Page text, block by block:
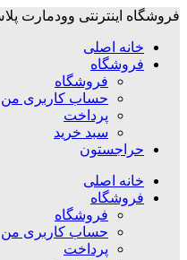
فروشگاه اینترنتی وودمارت
خانه اصلی
فروشگاه
فروشگاه
حساب کاربری من
پرداخت
سبد خرید
حراجستون
خانه اصلی
فروشگاه
فروشگاه
حساب کاربری من
پرداخت